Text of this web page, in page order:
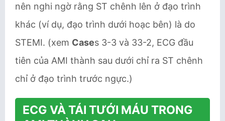
nên nghi ngờ rằng ST chênh lên ở đạo trình
khác (ví dụ, đạo trình dưới hoạc bên) là do
STEMI. (xem Cases 3-3 và 33-2, ECG đầu
tiên của AMI thành sau dưới chỉ ra ST chênh
chỉ ở đạo trình trước ngực.)
ECG VÀ TÁI TƯỚI MÁU TRONG